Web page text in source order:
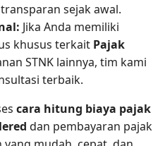
sejak awal.
Jika Anda memiliki
khusus terkait Pajak
STNK lainnya, tim kami
terbaik.
cara hitung biaya pajak
dan pembayaran pajak